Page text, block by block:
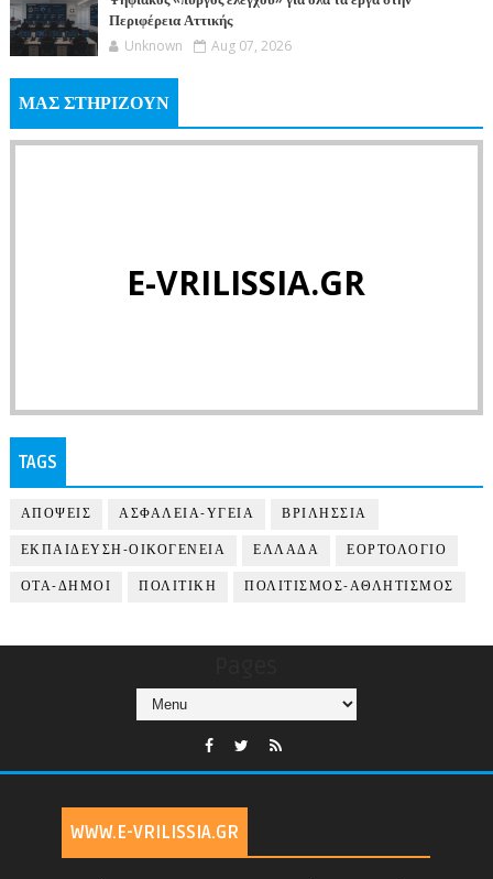
Περιφέρεια Αττικής
Unknown Aug 07, 2026
ΜΑΣ ΣΤΗΡΙΖΟΥΝ
E-VRILISSIA.GR
TAGS
ΑΠΟΨΕΙΣ ΑΣΦΑΛΕΙΑ-ΥΓΕΙΑ ΒΡΙΛΗΣΣΙΑ
ΕΚΠΑΙΔΕΥΣΗ-ΟΙΚΟΓΕΝΕΙΑ ΕΛΛΑΔΑ ΕΟΡΤΟΛΟΓΙΟ
ΟΤΑ-ΔΗΜΟΙ ΠΟΛΙΤΙΚΗ ΠΟΛΙΤΙΣΜΟΣ-ΑΘΛΗΤΙΣΜΟΣ
WWW.E-VRILISSIA.GR